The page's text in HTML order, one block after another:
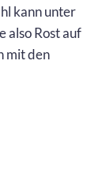
kann unter
also Rost auf
mit den